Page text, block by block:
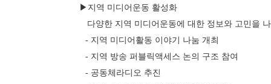
▶지역 미디어운동 활성화
다양한 지역 미디어운동에 대한 정보와 고민
- 지역 미디어활동 이야기 나눔 개최
- 지역 방송 퍼블릭액세스 논의 구조 참여
- 공동체라디오 추진